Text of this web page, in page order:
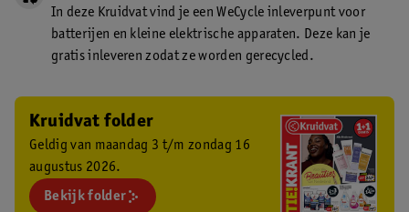
In deze Kruidvat vind je een WeCycle inleverpunt voor
batterijen en kleine elektrische apparaten. Deze kan je
gratis inleveren zodat ze worden gerecycled.
Kruidvat folder
Geldig van maandag 3 t/m zondag 16
augustus 2026.
Bekijk folder